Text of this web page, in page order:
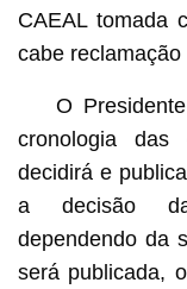
CAEAL tomada
cabe
O
cronologia das
decidirá e
a decisão da
dependendo da
será publicada,